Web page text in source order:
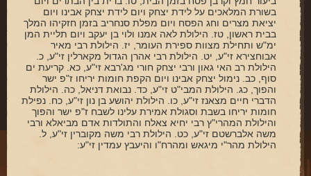
קבלת קהל
חנות ספרים
מאמרים
פרשת השבוע
מעגל השנה
הבעל שם-טוב
בשורת המלאכים על לידת יצחק ויום לידת יצחק אבינו ויום
יציאת מצרים וחג הפסח ויום מפלת סנחריב בזמן חזקיהו המלך
בבית ראשון, טז. הילולת לאה אמנו ולוי בן יעקב ויום תליית המן
ימ"ש ותחילת מצוות ספירת העומר, יז. הילולת רבי מאיר
אבוחצירא זי"ע, יט. הילולת רבי אהרן הגדול מקארלין זי"ע, כ.
הילולת רב האי גאון ורבי יצחק חורי מג'רבא זי"ע, כא. קריעת ים
סוף, כב. נימול יצחק אבינו ויום הקפת חומות יריחו ז"פ ישר
והפוך, כג. הילולת המבי"ט זי"ע, כד. נבואת דניאל, כה. הילולת
הדברי חיים מצאנז זי"ע, כו. הילולת יהושע בן נון זי"ע, כח. נפילת
חומות יריחו בשבת וסגולת אמירת עלינו לשבח ז"פ ישר והפוך
והילולת המהרי"ץ רבי יחיא צאלח והתולדות אדם מביאלא ורבי
משה אלברשטם זי"ע, כט. הילולת רבי משה מקוברין זי"ע, ל.
הילולת מהר"י מיגאש ומהרח"ו והיעבץ עמדין זי"ע: